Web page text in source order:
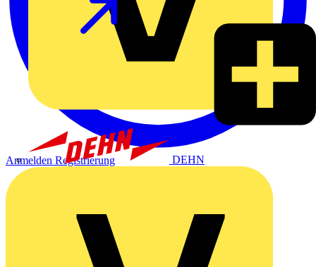
DEHN
Anmelden Registrierung